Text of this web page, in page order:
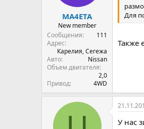
MA4ETA
New member
Сообщения
111
Адрес
Карелия, Сегежа
Авто
Nissan
Объем двигателя
2,0
Привод
4WD
Для
Также
У нас